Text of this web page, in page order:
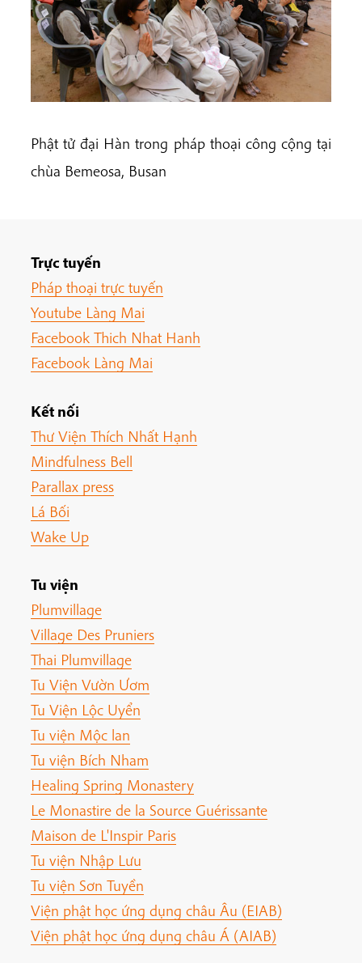
Phật tử đại Hàn trong pháp thoại công cộng tại
chùa Bemeosa, Busan
Trực tuyến
Pháp thoại trực tuyến
Youtube Làng Mai
Facebook Thich Nhat Hanh
Facebook Làng Mai
Kết nối
Thư Viện Thích Nhất Hạnh
Mindfulness Bell
Parallax press
Lá Bối
Wake Up
Tu viện
Plumvillage
Village Des Pruniers
Thai Plumvillage
Tu Viện Vườn Ươm
Tu Viện Lộc Uyển
Tu viện Mộc lan
Tu viện Bích Nham
Healing Spring Monastery
Le Monastire de la Source Guérissante
Maison de L'Inspir Paris
Tu viện Nhập Lưu
Tu viện Sơn Tuyền
Viện phật học ứng dụng châu Âu (EIAB)
Viện phật học ứng dụng châu Á (AIAB)